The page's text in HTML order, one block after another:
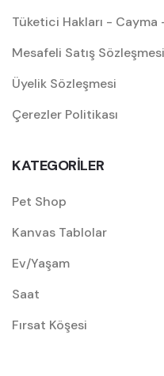
Tüketici Hakları - Cayma
Mesafeli Satış Sözleşmesi
Üyelik Sözleşmesi
Çerezler Politikası
KATEGORİLER
Pet Shop
Kanvas Tablolar
Ev/Yaşam
Saat
Fırsat Köşesi